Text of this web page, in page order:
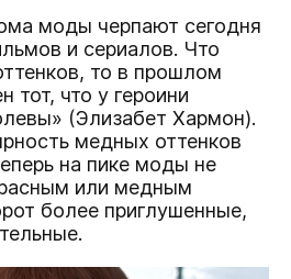
моды черпают сегодня
и сериалов. Что
то в прошлом
тот, что у героини
(Элизабет Хармон).
медных оттенков
на пике моды не
или медным
более приглушенные,